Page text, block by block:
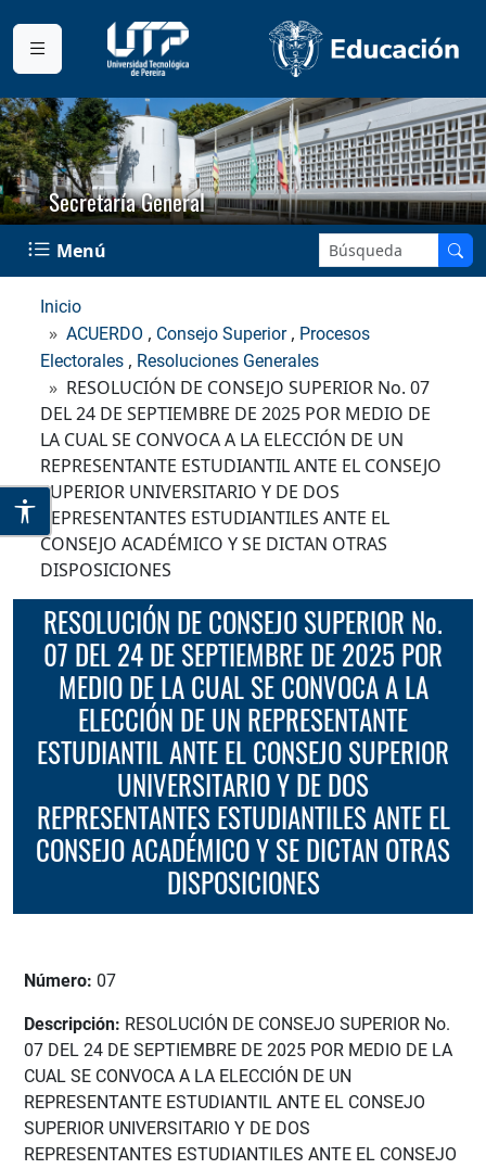
Secretaría General
Menú Buscar en el sitio:
Inicio
ACUERDO , Consejo Superior, Procesos
Electorales , Resoluciones Generales
RESOLUCIÓN DE CONSEJO SUPERIOR No. 07
DEL 24 DE SEPTIEMBRE DE 2025 POR MEDIO DE
LA CUAL SE CONVOCA A LA ELECCIÓN DE UN
REPRESENTANTE ESTUDIANTIL ANTE EL CONSEJO
SUPERIOR UNIVERSITARIO Y DE DOS
REPRESENTANTES ESTUDIANTILES ANTE EL
CONSEJO ACADÉMICO Y SE DICTAN OTRAS
DISPOSICIONES
RESOLUCIÓN DE CONSEJO SUPERIOR No.
07 DEL 24 DE SEPTIEMBRE DE 2025 POR
MEDIO DE LA CUAL SE CONVOCA A LA
ELECCIÓN DE UN REPRESENTANTE
ESTUDIANTIL ANTE EL CONSEJO SUPERIOR
UNIVERSITARIO Y DE DOS
REPRESENTANTES ESTUDIANTILES ANTE EL
CONSEJO ACADÉMICO Y SE DICTAN OTRAS
DISPOSICIONES
Número: 07
Descripción: RESOLUCIÓN DE CONSEJO SUPERIOR No.
07 DEL 24 DE SEPTIEMBRE DE 2025 POR MEDIO DE LA
CUAL SE CONVOCA A LA ELECCIÓN DE UN
REPRESENTANTE ESTUDIANTIL ANTE EL CONSEJO
SUPERIOR UNIVERSITARIO Y DE DOS
REPRESENTANTES ESTUDIANTILES ANTE EL CONSEJO